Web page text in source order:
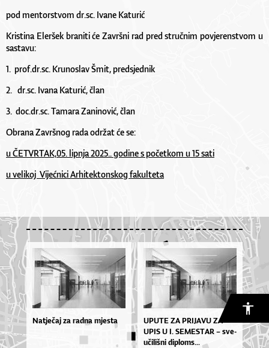
pod mentorstvom dr.sc. Ivane Katurić
Kristina Eleršek braniti će Završni rad pred stručnim povjerenstvom u
sastavu:
1. prof.dr.sc. Krunoslav Šmit, predsjednik
2. dr.sc. Ivana Katurić, član
3. doc.dr.sc. Tamara Zaninović, član
Obrana Završnog rada održat će se:
u ČETVRTAK,05. lipnja 2025.. godine s početkom u 15sati
u velikoj Vijećnici Arhitektonskog fakulteta
Natječaj za radna mjesta
UPU­TE ZA PRI­JA­VU ZA
UPIS U I. SE­MES­TAR – sve­
u­či­liš­ni di­plo­ms...